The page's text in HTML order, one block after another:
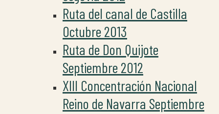
Ruta del canal de Castilla
Octubre 2013
Ruta de Don Quijote
Septiembre 2012
XIII Concentración Nacional
Reino de Navarra Septiembre